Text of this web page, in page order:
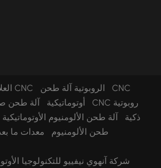
آلة طحن CNC الروبوتية آلة طحن CNC
أوتوماتيكية
آلة طحن
ذكية
آلة طحن الألومنيوم الأوتوماتيكية
طحن الألومنيوم
معدات ما